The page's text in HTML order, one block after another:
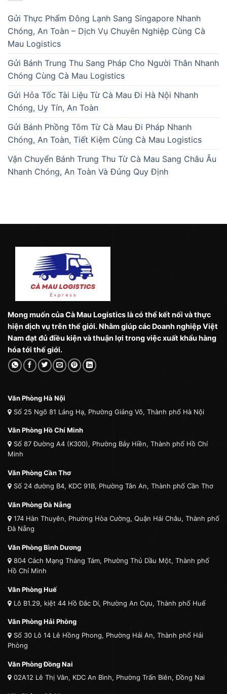
Gửi Thực Phẩm Đông Lạnh Sang Singapore Nhanh
Chóng, An Toàn – Dịch Vụ Chuyên Nghiệp Cùng Cà
Mau Logistics
Gửi Bánh Trung Thu Sang Pháp Cho Người Thân Nhanh
Chóng Cùng Cà Mau Logistics
Gửi Hỏa Tốc Tài Liệu Từ Cà Mau Đi Hà Nội Nhanh
Chóng, Uy Tín, An Toàn
Gửi Bánh Phồng Tôm Từ Cà Mau Đi Pháp Nhanh
Chóng, An Toàn, Tiết Kiệm Cùng Cà Mau Logistics
Vận Chuyển Bánh Trung Thu Từ Cà Mau Sang Châu Âu
Nhanh Chóng, An Toàn Và Đúng Quy Định
Mong muốn của Cà Mau Logistics là có thể kết nối và thực
hiện dịch vụ trên thế giới. Nhằm giúp các Doanh nghiệp Việt
Nam đạt đủ điều kiện và thuận lợi trong việc xuất khẩu hàng
hóa tới thế giới.
Văn Phòng Hà Nội
Số 25 Ngõ 81 Láng Hạ, Phường Giảng Võ, Thành phố Hà Nội
Văn Phòng Hồ Chí Minh
Số 87 Đường A4 (K300), Phường Bảy Hiền, Thành phố Hồ Chí
Minh
Văn Phòng Cần Thơ
Số 24 đường B4, KDC 91B, Phường Tân An, Thành phố Cần Thơ
Văn Phòng Đà Nẵng
174 Hàn Thuyên, Phường Hòa Cường, Quận Hải Châu, Thành phố
Đà Nẵng
Văn Phòng Bình Dương
804 Cách Mạng Tháng Tám, Phường Thủ Dầu Một, Thành phố
Hồ Chí Minh
Văn Phòng Huế
Lô B1.29, kiệt 44 Hồ Đắc Di, Phường An Cựu, Thành phố Huế
Văn Phòng Hải Phòng
Số 30 Lô 14 Lê Hồng Phong, Phường Hải An, Thành phố Hải
Phòng
Văn Phòng Đồng Nai
02A12 Lê Thị Vân, KDC An Bình, Phường Trấn Biên, Đồng Nai